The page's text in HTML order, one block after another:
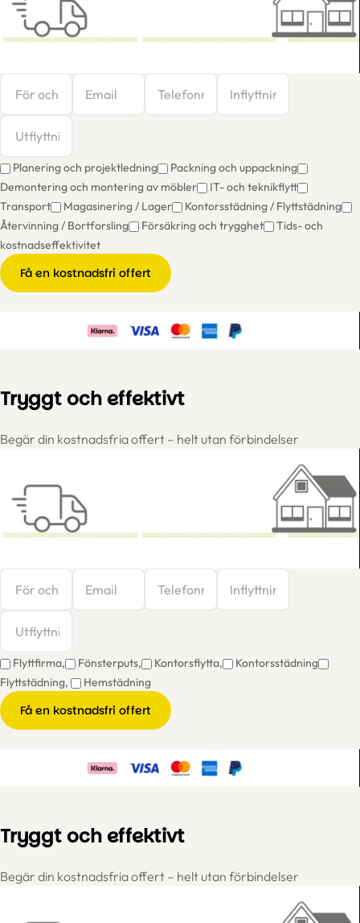
Planering och projektledning
Packning och uppackning
Demontering och montering av möbler
IT- och teknikflytt
Transport
Magasinering / Lager
Kontorsstädning / Flyttstädning
Återvinning / Bortforsling
Försäkring och trygghet
Tids- och
kostnadseffektivitet
Få en kostnadsfri offert
Tryggt och effektivt
Begär din kostnadsfria offert – helt utan förbindelser
Flyttfirma, Fönsterputs, Kontorsflytta,
Kontorsstädning
Flyttstädning,
Hemstädning
Få en kostnadsfri offert
Tryggt och effektivt
Begär din kostnadsfria offert – helt utan förbindelser